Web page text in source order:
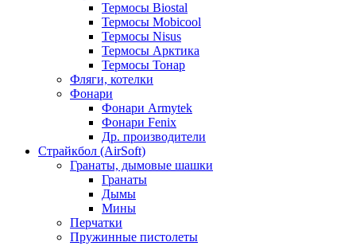
Термосы Biostal
Термосы Mobicool
Термосы Nisus
Термосы Арктика
Термосы Тонар
Фляги, котелки
Фонари
Фонари Armytek
Фонари Fenix
Др. производители
Страйкбол (AirSoft)
Гранаты, дымовые шашки
Гранаты
Дымы
Мины
Перчатки
Пружинные пистолеты